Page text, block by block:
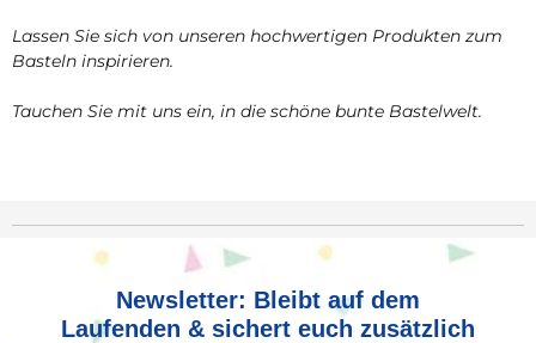
Lassen Sie sich von unseren hochwertigen Produkten zum
Basteln inspirieren.
Tauchen Sie mit uns ein, in die schöne bunte Bastelwelt.
Newsletter: Bleibt auf dem
Laufenden & sichert euch zusätzlich